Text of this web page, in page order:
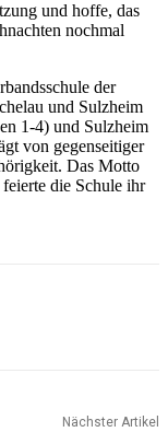
und hoffe, das
nochmal
der
und Sulzheim
1-4) und Sulzheim
von gegenseitiger
Das Motto
die Schule ihr
Nächster Artikel